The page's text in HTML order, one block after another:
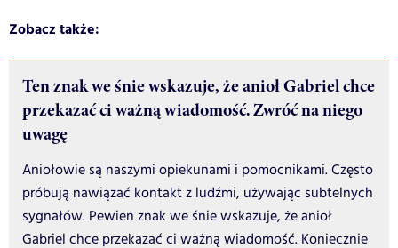
Zobacz także:
Ten znak we śnie wskazuje, że anioł Gabriel chce
przekazać ci ważną wiadomość. Zwróć na niego
uwagę
Aniołowie są naszymi opiekunami i pomocnikami. Często
próbują nawiązać kontakt z ludźmi, używając subtelnych
sygnałów. Pewien znak we śnie wskazuje, że anioł
Gabriel chce przekazać ci ważną wiadomość. Koniecznie